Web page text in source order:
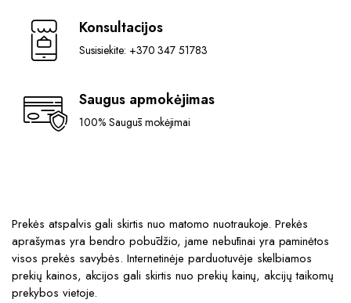
Konsultacijos
Susisiekite: +370 347 51783
Saugus apmokėjimas
100% Saugūs mokėjimai
Prekės atspalvis gali skirtis nuo matomo nuotraukoje. Prekės
aprašymas yra bendro pobūdžio, jame nebūtinai yra paminėtos
visos prekės savybės. Internetinėje parduotuvėje skelbiamos
prekių kainos, akcijos gali skirtis nuo prekių kainų, akcijų taikomų
prekybos vietoje.